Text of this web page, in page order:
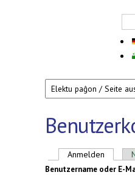
Haupt-Reiter
Anmelden
Benutzername oder E-